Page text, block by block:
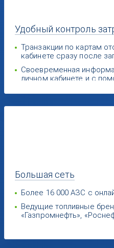
Удобный контроль
Транзакции по картам
кабинете сразу после
Своевременная
личном кабинете и с
Большая сеть
Более 16 000 АЗС с
Ведущие топливные
«Газпромнефть»,